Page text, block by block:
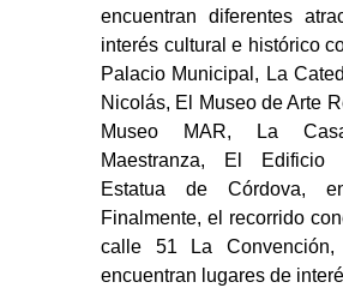
encuentran diferentes
interés cultural e histórico
Palacio Municipal, La
Nicolás, El Museo de Arte
Museo MAR, La
Maestranza, El Edificio
Estatua de Córdova,
Finalmente, el recorrido
calle 51 La
encuentran lugares de